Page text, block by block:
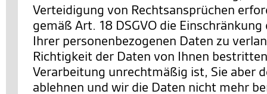
Verteidigung von Rechtsansprüchen
gemäß Art. 18 DSGVO die
Ihrer personenbezogenen Daten zu
Richtigkeit der Daten von Ihnen
Verarbeitung unrechtmäßig ist, Sie aber
ablehnen und wir die Daten nicht mehr